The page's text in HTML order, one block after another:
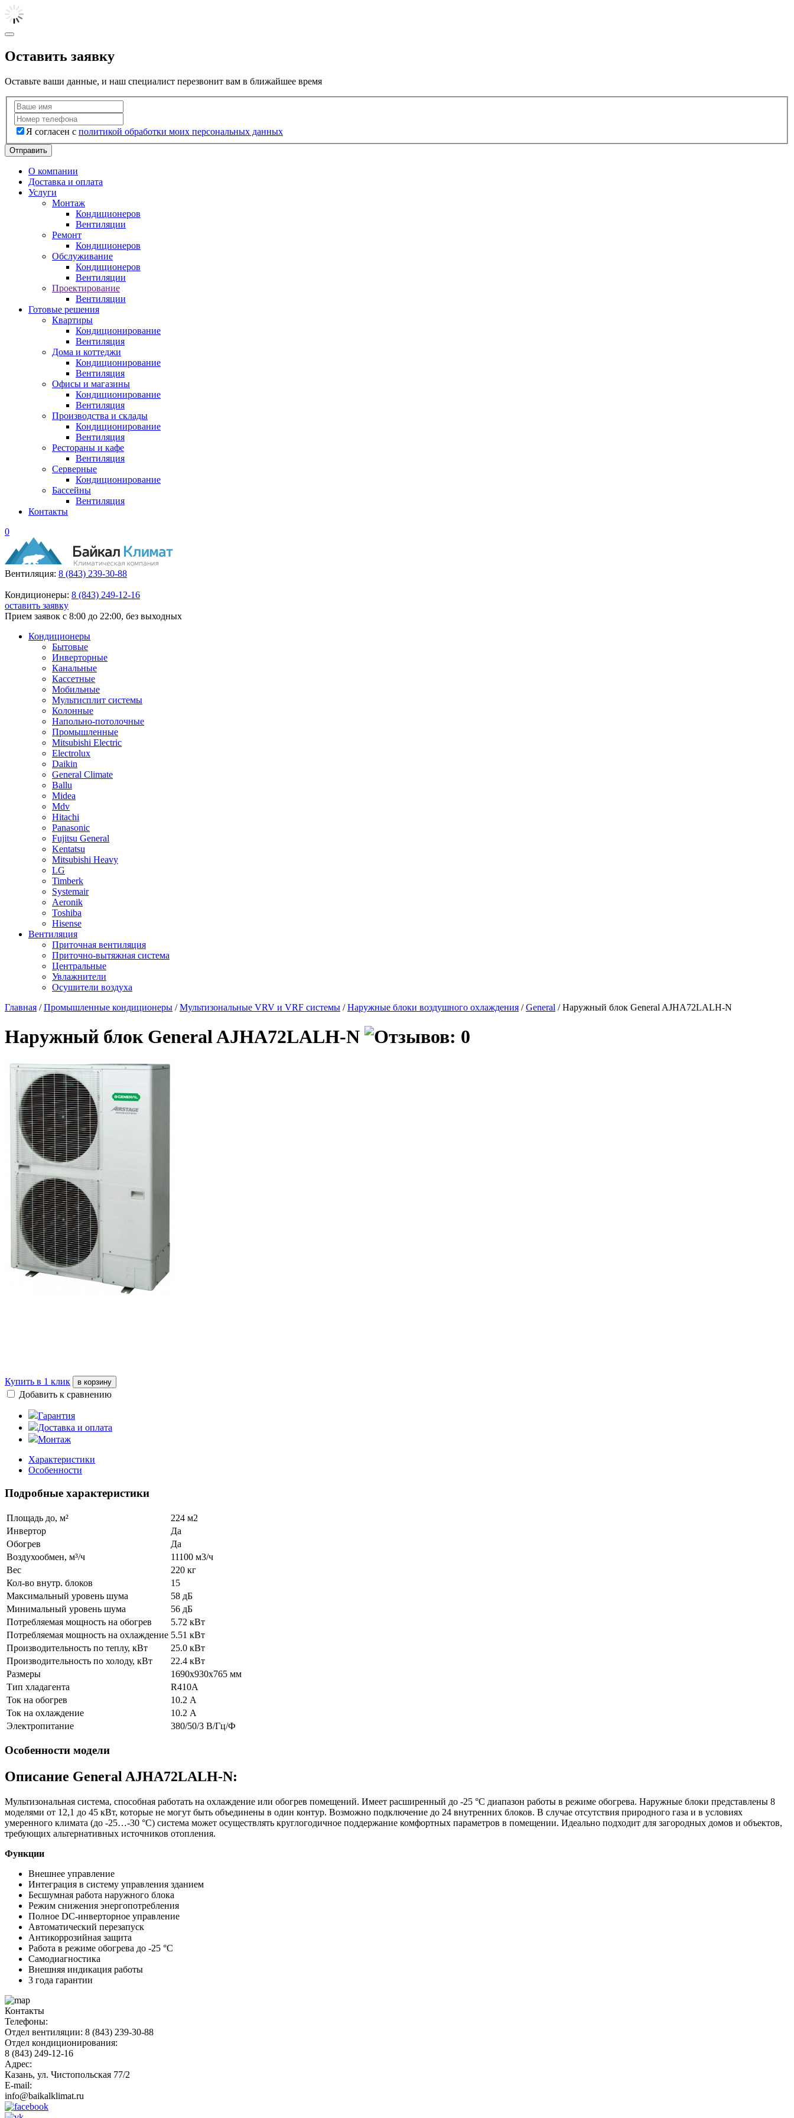
Оставить заявку
Оставьте ваши данные, и наш специалист перезвонит вам в ближайшее время
Я согласен с политикой обработки моих персональных данных
Отправить
О компании
Доставка и оплата
Услуги
Монтаж
Кондиционеров
Вентиляции
Ремонт
Кондиционеров
Обслуживание
Кондиционеров
Вентиляции
Проектирование
Вентиляции
Готовые решения
Квартиры
Кондиционирование
Вентиляция
Дома и коттеджи
Кондиционирование
Вентиляция
Офисы и магазины
Кондиционирование
Вентиляция
Производства и склады
Кондиционирование
Вентиляция
Рестораны и кафе
Вентиляция
Серверные
Кондиционирование
Бассейны
Вентиляция
Контакты
0
Вентиляция: 8 (843) 239-30-88
Кондиционеры: 8 (843) 249-12-16
оставить заявку
Прием заявок с 8:00 до 22:00, без выходных
Кондиционеры
Бытовые
Инверторные
Канальные
Кассетные
Мобильные
Мультисплит системы
Колонные
Напольно-потолочные
Промышленные
Mitsubishi Electric
Electrolux
Daikin
General Climate
Ballu
Midea
Mdv
Hitachi
Panasonic
Fujitsu General
Kentatsu
Mitsubishi Heavy
LG
Timberk
Systemair
Aeronik
Toshiba
Hisense
Вентиляция
Приточная вентиляция
Приточно-вытяжная система
Центральные
Увлажнители
Осушители воздуха
Главная /Промышленные кондиционеры /Мультизональные VRV и VRF системы /Наружные блоки воздушного охлаждения /General / Наружный блок General AJHA72LALH-N
Наружный блок General AJHA72LALH-N
Купить в 1 клик в корзину
Добавить к сравнению
Гарантия
Доставка и оплата
Монтаж
Характеристики
Особенности
Подробные характеристики
Площадь до, м²
224 м2
Инвертор
Да
Обогрев
Да
Воздухообмен, м³/ч
11100 м3/ч
Вес
220 кг
Кол-во внутр. блоков
15
Максимальный уровень шума
58 дБ
Минимальный уровень шума
56 дБ
Потребляемая мощность на обогрев
5.72 кВт
Потребляемая мощность на охлаждение 5.51 кВт
Производительность по теплу, кВт
25.0 кВт
Производительность по холоду, кВт
22.4 кВт
Размеры
1690х930х765 мм
Тип хладагента
R410A
Ток на обогрев
10.2 А
Ток на охлаждение
10.2 А
Электропитание
380/50/3 В/Гц/Ф
Особенности модели
Описание General AJHA72LALH-N:
Мультизональная система, способная работать на охлаждение или обогрев помещений. Имеет расширенный до -25 °С диапазон работы в режиме обогрева. Наружные блоки представлены 8
моделями от 12,1 до 45 кВт, которые не могут быть объединены в один контур. Возможно подключение до 24 внутренних блоков. В случае отсутствия природного газа и в условиях
умеренного климата (до -25…-30 °С) система может осуществлять круглогодичное поддержание комфортных параметров в помещении. Идеально подходит для загородных домов и объектов,
требующих альтернативных источников отопления.
Функции
Внешнее управление
Интеграция в систему управления зданием
Бесшумная работа наружного блока
Режим снижения энергопотребления
Полное DC-инверторное управление
Автоматический перезапуск
Антикоррозийная защита
Работа в режиме обогрева до -25 °С
Самодиагностика
Внешняя индикация работы
3 года гарантии
Контакты
Телефоны:
Отдел вентиляции: 8 (843) 239-30-88
Отдел кондиционирования:
8 (843) 249-12-16
Адрес:
Казань, ул. Чистопольская 77/2
E-mail:
info@baikalklimat.ru